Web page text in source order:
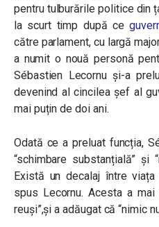
pentru tulburările politice din
la scurt timp după ce
către parlament, cu largă
a numit o nouă personă
Sébastien Lecornu și-a
devenind al cincilea șef al
mai puțin de doi ani.
Odată ce a preluat funcția,
“schimbare substanțială” și
Există un decalaj între
spus Lecornu. Acesta a
reuși”,și a adăugat că “nimic